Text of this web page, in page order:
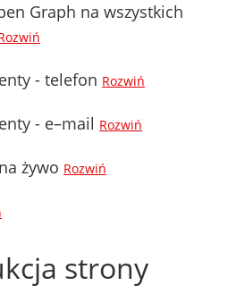
Graph na wszystkich
- telefon Rozwiń
- e–mail Rozwiń
żywo Rozwiń
strony